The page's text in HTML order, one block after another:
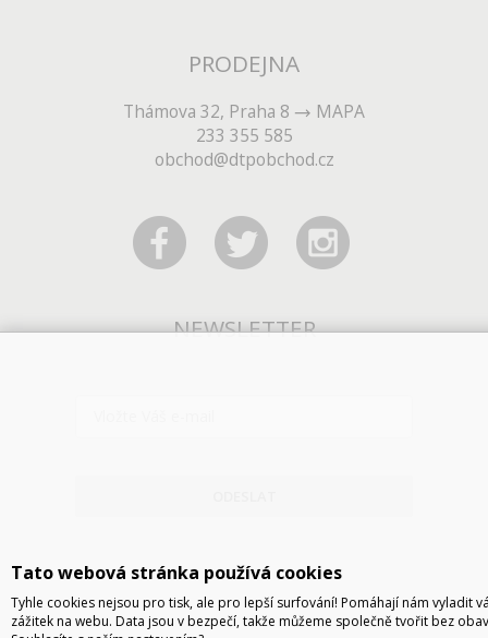
PRODEJNA
Thámova 32, Praha 8
MAPA
233 355 585
obchod@dtpobchod.cz
NEWSLETTER
Tato webová stránka používá cookies
Tyhle cookies nejsou pro tisk, ale pro lepší surfování! Pomáhají nám vyladit
zážitek na webu. Data jsou v bezpečí, takže můžeme společně tvořit bez